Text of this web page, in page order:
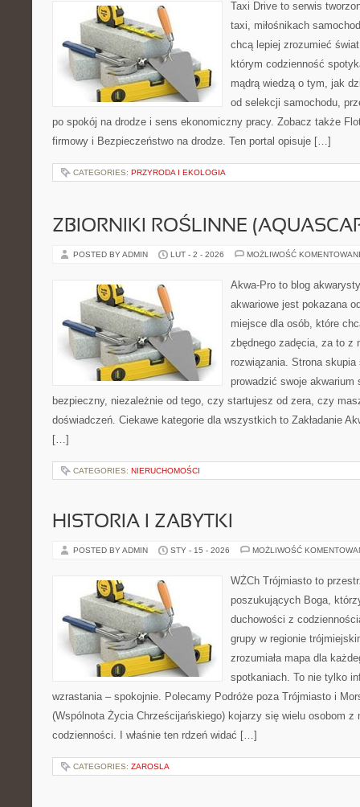
Taxi Drive to serwis
taxi, miłośnikach
chcą lepiej zrozumieć
którym codzienność
mądrą wiedzą o tym, jak
od selekcji samochodu,
po spokój na drodze i sens ekonomiczny pracy. Zobacz także
firmowy i Bezpieczeństwo na drodze. Ten portal opisuje […]
CATEGORIES: PRZYRODA I EKOLOGIA
ZBIORNIKI ROŚLINNE
POSTED BY ADMIN LUT - 2 - 2026 MOŻLIWOŚĆ
Akwa-Pro to blog
akwariowe jest pokazana
miejsce dla osób, które
zbędnego zadęcia, za to z
rozwiązania. Strona
prowadzić swoje akwarium
bezpieczny, niezależnie od tego, czy startujesz od zera, czy
doświadczeń. Ciekawe kategorie dla wszystkich to Zakładanie
[…]
CATEGORIES: NIERUCHOMOŚCI
HISTORIA I ZABYTKI
POSTED BY ADMIN STY - 15 - 2026 MOŻLIWOŚĆ
WŻCh Trójmiasto to
poszukujących Boga,
duchowości z
grupy w regionie
zrozumiała mapa dla
spotkaniach. To nie tylko
wzrastania – spokojnie. Polecamy Podróże poza Trójmiasto i
(Wspólnota Życia Chrześcijańskiego) kojarzy się wielu osobom z
codzienności. I właśnie ten rdzeń widać […]
CATEGORIES: ZAROSLA